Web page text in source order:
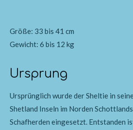
Größe: 33 bis 41 cm
Gewicht: 6 bis 12 kg
Ursprung
Ursprünglich wurde der Sheltie in
Shetland Inseln im Norden
Schafherden eingesetzt. Entstanden